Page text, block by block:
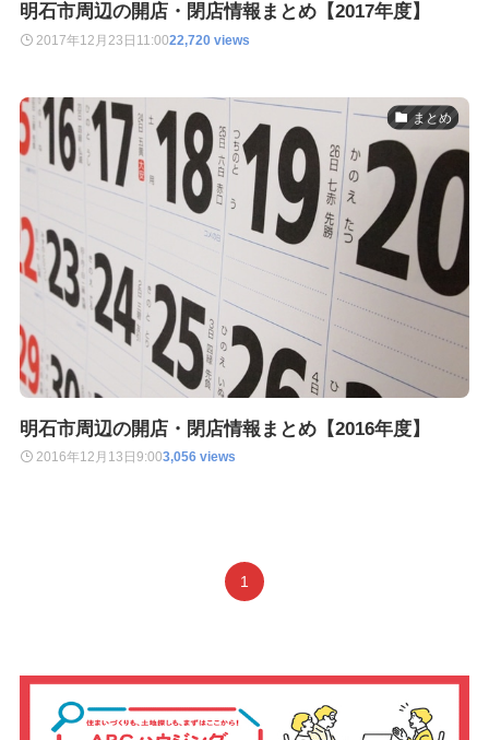
明石市周辺の開店・閉店情報まとめ【2017年度】
2017年12月23日 11:0022,720 views
まとめ
明石市周辺の開店・閉店情報まとめ【2016年度】
2016年12月13日 9:003,056 views
1